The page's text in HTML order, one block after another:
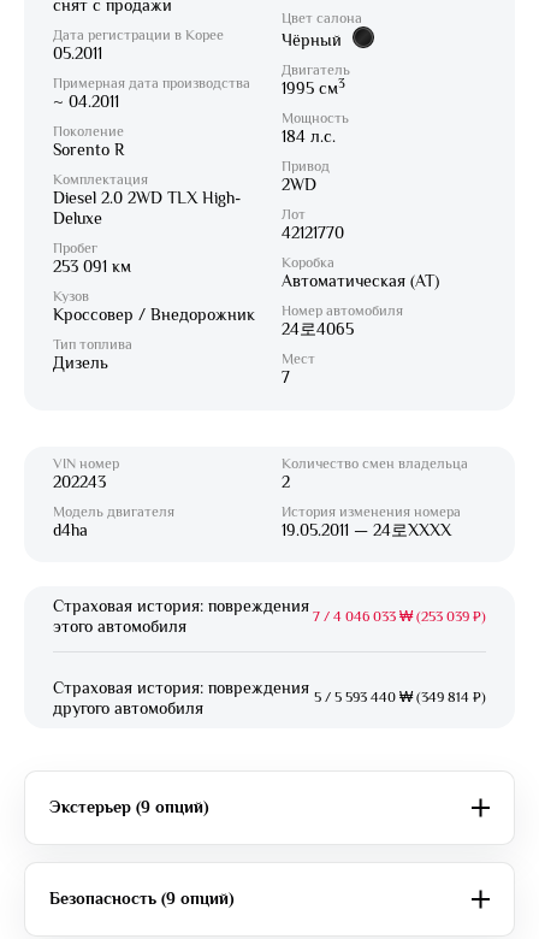
снят с продажи
Дата регистрации в Корее
05.2011
Примерная дата производства
~ 04.2011
Поколение
Sorento R
Комплектация
Diesel 2.0 2WD TLX High-
Deluxe
Пробег
253 091 км
Кузов
Кроссовер / Внедорожник
Тип топлива
Дизель
Цвет салона
Чёрный
Двигатель
1995 см3
Мощность
184 л.с.
Привод
2WD
Лот
42121770
Коробка
Автоматическая (AT)
Номер автомобиля
24로4065
Мест
7
VIN номер
202243
Модель двигателя
d4ha
Количество смен владельца
2
История изменения номера
19.05.2011 — 24로XXXX
Страховая история: повреждения
этого автомобиля
7 / 4 046 033 ₩ (253 039 ₽)
Страховая история: повреждения
другого автомобиля
5 / 5 593 440 ₩ (349 814 ₽)
Экстерьер (9 опций)
Безопасность (9 опций)